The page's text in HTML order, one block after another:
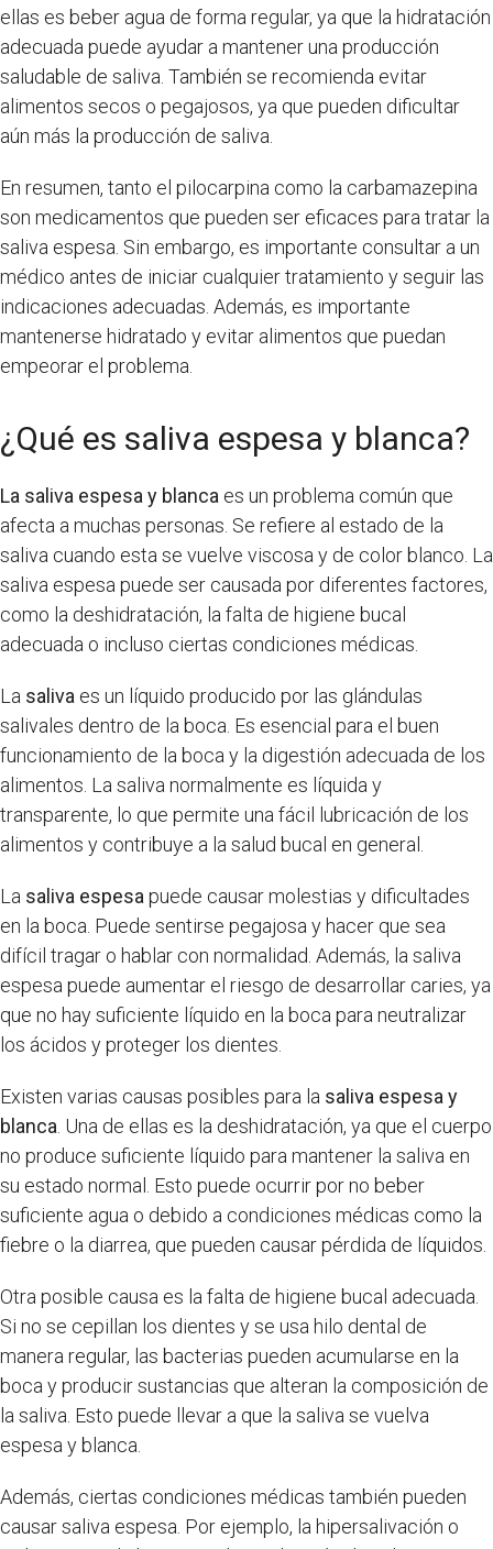
ellas es beber agua de forma regular, ya que la hidratación
adecuada puede ayudar a mantener una producción
saludable de saliva. También se recomienda evitar
alimentos secos o pegajosos, ya que pueden dificultar
aún más la producción de saliva.
En resumen, tanto el pilocarpina como la carbamazepina
son medicamentos que pueden ser eficaces para tratar la
saliva espesa. Sin embargo, es importante consultar a un
médico antes de iniciar cualquier tratamiento y seguir las
indicaciones adecuadas. Además, es importante
mantenerse hidratado y evitar alimentos que puedan
empeorar el problema.
¿Qué es saliva espesa y blanca?
La saliva espesa y blanca es un problema común que
afecta a muchas personas. Se refiere al estado de la
saliva cuando esta se vuelve viscosa y de color blanco. La
saliva espesa puede ser causada por diferentes factores,
como la deshidratación, la falta de higiene bucal
adecuada o incluso ciertas condiciones médicas.
La saliva es un líquido producido por las glándulas
salivales dentro de la boca. Es esencial para el buen
funcionamiento de la boca y la digestión adecuada de los
alimentos. La saliva normalmente es líquida y
transparente, lo que permite una fácil lubricación de los
alimentos y contribuye a la salud bucal en general.
La saliva espesa puede causar molestias y dificultades
en la boca. Puede sentirse pegajosa y hacer que sea
difícil tragar o hablar con normalidad. Además, la saliva
espesa puede aumentar el riesgo de desarrollar caries, ya
que no hay suficiente líquido en la boca para neutralizar
los ácidos y proteger los dientes.
Existen varias causas posibles para la saliva espesa y
blanca . Una de ellas es la deshidratación, ya que el cuerpo
no produce suficiente líquido para mantener la saliva en
su estado normal. Esto puede ocurrir por no beber
suficiente agua o debido a condiciones médicas como la
fiebre o la diarrea, que pueden causar pérdida de líquidos.
Otra posible causa es la falta de higiene bucal adecuada.
Si no se cepillan los dientes y se usa hilo dental de
manera regular, las bacterias pueden acumularse en la
boca y producir sustancias que alteran la composición de
la saliva. Esto puede llevar a que la saliva se vuelva
espesa y blanca.
Además, ciertas condiciones médicas también pueden
causar saliva espesa. Por ejemplo, la hipersalivación o